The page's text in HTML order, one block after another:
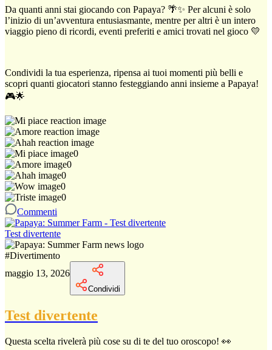
Da quanti anni stai giocando con Papaya? 🌴✨ Per alcuni è solo
l’inizio di un’avventura entusiasmante, mentre per altri è un intero
viaggio pieno di ricordi, eventi preferiti e amici trovati nel gioco 💛
Condividi la tua esperienza, ripensa ai tuoi momenti più belli e
scopri quanti giocatori stanno festeggiando anni insieme a Papaya!
🎮🌟
0
0
0
0
0
Commenti
Test divertente
#Divertimento
maggio 13, 2026
Condividi
Test divertente
Questa scelta rivelerà più cose su di te del tuo oroscopo! 👀